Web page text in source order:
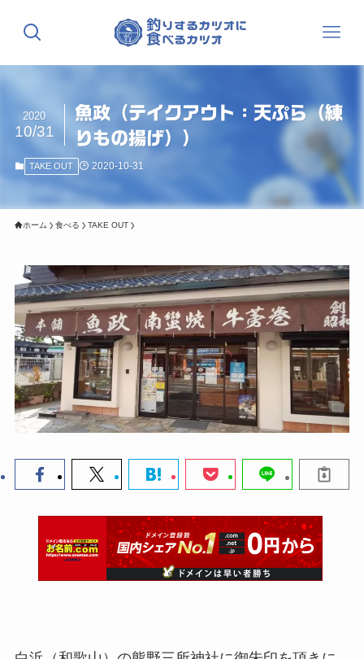
魚政（テイクアウト：天ぷら（練
りもの揚げ））
2020
10/31
TAKE OUT 2020-10-31
ホーム 食べる TAKE OUT